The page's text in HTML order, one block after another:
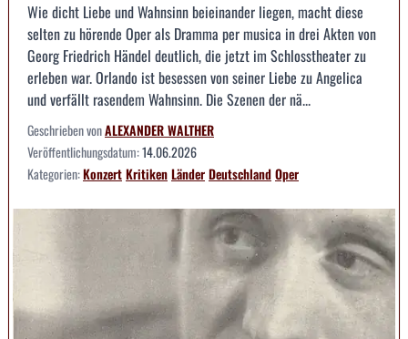
Wie dicht Liebe und Wahnsinn beieinander liegen, macht diese
selten zu hörende Oper als Dramma per musica in drei Akten von
Georg Friedrich Händel deutlich, die jetzt im Schlosstheater zu
erleben war. Orlando ist besessen von seiner Liebe zu Angelica
und verfällt rasendem Wahnsinn. Die Szenen der nä...
Geschrieben vonALEXANDER WALTHER
Veröffentlichungsdatum:14.06.2026
Kategorien:KonzertKritikenLänderDeutschlandOper